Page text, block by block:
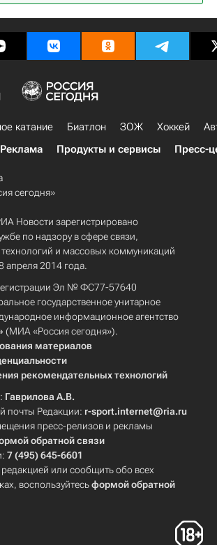
катание Биатлон ЗОЖ Хоккей
Реклама Продукты и сервисы Пресс-
сегодня»
Новости зарегистрировано
по надзору в сфере связи,
и массовых коммуникаций
апреля 2014 года.
Эл № ФС77-57640
государственное унитарное
информационное агентство
(МИА «Россия сегодня»).
материалов
рекомендательных технологий
Гаврилова А.В.
почты Редакции: r-sport.internet@ria.ru
пресс-релизов и рекламы
обратной связи
7 (495) 645-6601
редакцией или сообщить обо всех
воспользуйтесьформой обратной